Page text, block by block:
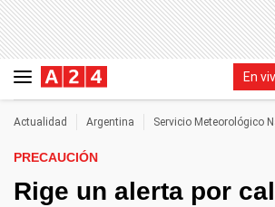
En
Actualidad Argentina Servicio Meteorológico
PRECAUCIÓN
Rige un alerta por